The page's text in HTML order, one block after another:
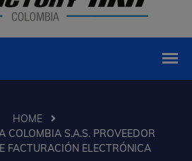
HOME
COLOMBIA S.A.S. PROVEEDOR
FACTURACIÓN ELECTRÓNICA